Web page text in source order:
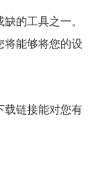
的工具之一。
将能够将您的设
载链接能对您有